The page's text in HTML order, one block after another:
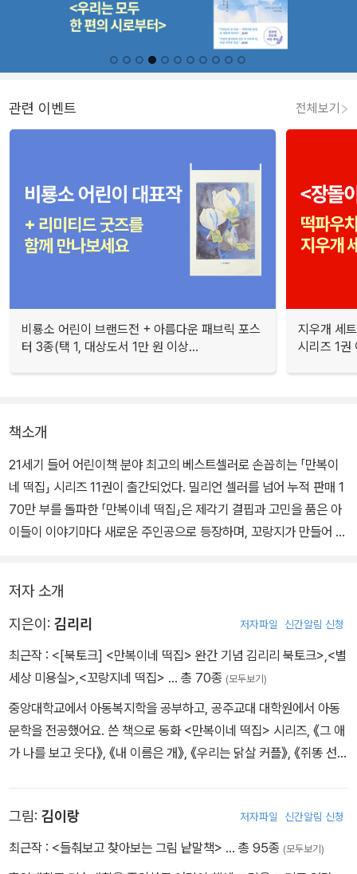
관련 이벤트 전체보기
비룡소 어린이 브랜드전 + 아름다운 패브릭 포스
터 3종(택 1, 대상도서 1만 원 이상...
지우개 세
시리즈 1권
책소개
21세기 들어 어린이책 분야 최고의 베스트셀러로 손꼽히는 「만복이
네 떡집」 시리즈 11권이 출간되었다. 밀리언 셀러를 넘어 누적 판매 1
70만 부를 돌파한 「만복이네 떡집」은 제각기 결핍과 고민을 품은 아
이들이 이야기마다 새로운 주인공으로 등장하며, 꼬랑지가 만들어 내
우리나라 어린이 동화의 시리즈물 붐을 불러일으킨 초대형 베스트셀
지를 전하며 어린이가 스스로 찾는 읽기 책으로 자리 잡았다. 2021년
에는 어린이 뮤지컬로도 제작되었고 올해도 그 공연이 이어지고 있
다.
특히 올해는 1권 『만복이네 떡집』이 출간 15주년을 맞이해 더욱 뜻깊
장인물을 기다리고 응원해 준 어린이 독자가 함께 쌓아 올린 시간이
다.
저자 소개
지은이: 김리리 저자파일 신간알림 신청
최근작 : <[북토크] <만복이네 떡집> 완간 기념 김리리 북토크>,<별
세상 미용실>,<꼬랑지네 떡집> … 총 70종 (모두보기)
중앙대학교에서 아동복지학을 공부하고, 공주교대 대학원에서 아동
문학을 전공했어요. 쓴 책으로 동화 <만복이네 떡집> 시리즈, 《그 애
가 나를 보고 웃다》, 《내 이름은 개》, 《우리는 닭살 커플》, 《쥐똥 선
미 이야기> 시리즈, 청소년 소설 《어떤 고백》 등이 있어요. 《별세상
미용실》은 《별세상 목욕탕》에 이은 제 두 번째 그림책이에요.
그림: 김이랑 저자파일 신간알림 신청
최근작 : <들춰보고 찾아보는 그림 낱말책> … 총 95종 (모두보기)